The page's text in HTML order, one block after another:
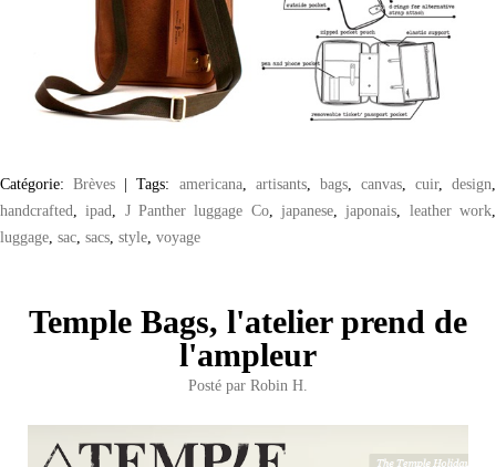
Catégorie:Brèves |Tags: americana, artisants, bags, canvas, cuir,design
handcrafted ,ipad J Panther luggage Co,japanese ,japonais leather work
luggage sac sacs style voyage
Temple Bags, l'atelier prend de
l'ampleur
Posté par Robin H.